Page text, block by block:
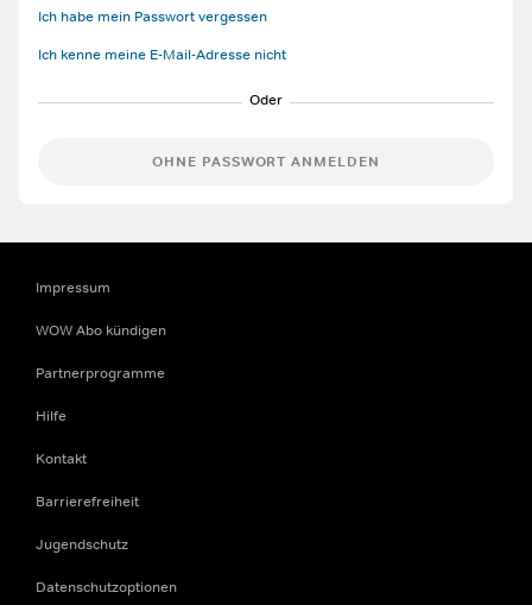
Ich habe mein Passwort vergessen
Ich kenne meine E-Mail-Adresse nicht
OHNE PASSWORT ANMELDEN
Impressum
WOW Abo kündigen
Partnerprogramme
Hilfe
Kontakt
Barrierefreiheit
Jugendschutz
Datenschutzoptionen